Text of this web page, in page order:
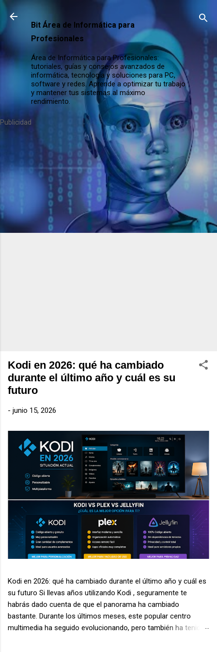
Bit Área de Informática para
Profesionales
Área de Informática para Profesionales:
tutoriales, guías y consejos avanzados de
informática, tecnología y soluciones para PC,
software y redes. Aprende a optimizar tu trabajo
y mantener tus sistemas al máximo
rendimiento.
Publicidad
Kodi en 2026: qué ha cambiado
durante el último año y cuál es su
futuro
- junio 15, 2026
Kodi en 2026: qué ha cambiado durante el último año y cuál es
su futuro Si llevas años utilizando Kodi , seguramente te
habrás dado cuenta de que el panorama ha cambiado
bastante. Durante los últimos meses, este popular centro
multimedia ha seguido evolucionando, pero también ha tenido